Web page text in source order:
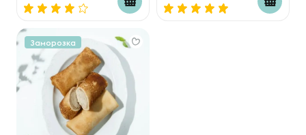
Заморозка